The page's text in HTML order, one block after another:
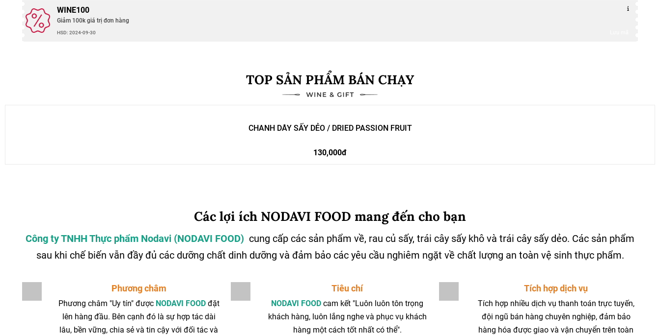
WINE100
Giảm 100k giá trị đơn hàng
HSD: 2024-09-30
TOP SẢN PHẨM BÁN CHẠY
CHANH DÂY SẤY DẺO / DRIED PASSION FRUIT
130,000đ
Các lợi ích NODAVI FOOD mang đến cho bạn
Công ty TNHH Thực phẩm Nodavi (NODAVI FOOD) cung cấp các sản phẩm về, rau củ sấy, trái cây sấy khô và trái cây sấy dẻo. Các sản phẩm
sau khi chế biến vẫn đầy đủ các dưỡng chất dinh dưỡng và đảm bảo các yêu cầu nghiêm ngặt về chất lượng an toàn vệ sinh thực phẩm.
Phương châm
Phương châm "Uy tín" được NODAVI FOOD đặt
lên hàng đầu. Bên cạnh đó là sự hợp tác dài
lâu, bền vững, chia sẻ và tin cậy với đối tác và
Tiêu chí
NODAVI FOODcam kết "Luôn luôn tôn trọng
khách hàng, luôn lắng nghe và phục vụ khách
hàng một cách tốt nhất có thể".
Tích hợp dịch vụ
Tích hợp nhiều dịch vụ thanh toán trực tuyến,
đội ngũ bán hàng chuyên nghiệp, đảm bảo
hàng hóa được giao và vận chuyển trên toàn